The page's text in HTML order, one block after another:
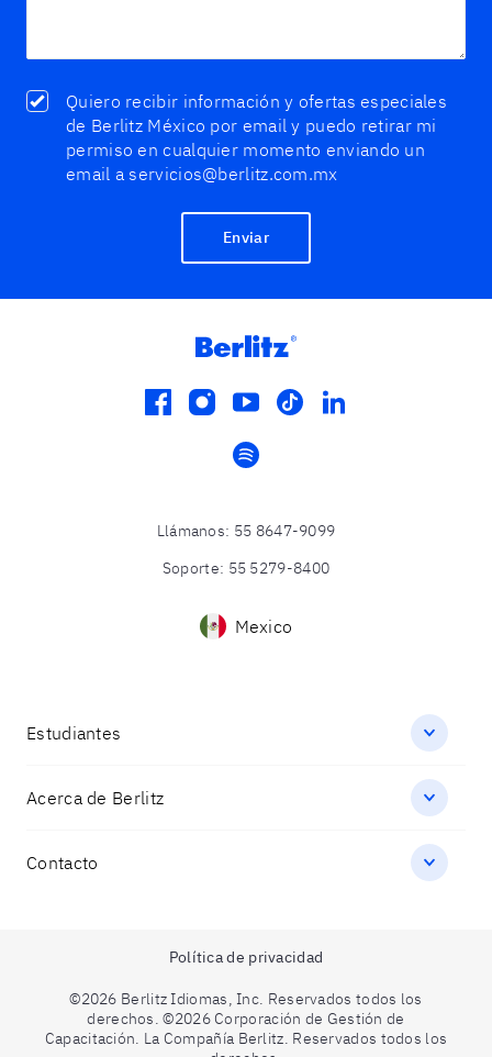
Quiero recibir información y ofertas especiales
de Berlitz México por email y puedo retirar mi
permiso en cualquier momento enviando un
email a servicios@berlitz.com.mx
Enviar
facebook
instagram
youtube
tiktoklinkedin
spotify
Llámanos: 55 8647-9099
Soporte: 55 5279-8400
Mexico
Estudiantes
Acerca de Berlitz
Contacto
©2026 Berlitz Idiomas, Inc. Reservados todos los
derechos. ©2026 Corporación de Gestión de
Capacitación. La Compañía Berlitz. Reservados todos los
Política de privacidad